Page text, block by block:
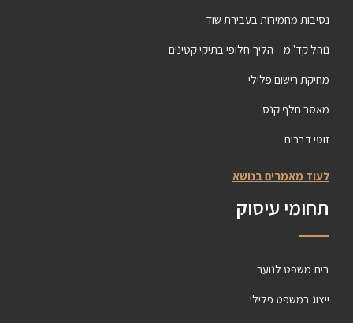
נסיבות מחמירות בעבירת שוד
נוהל קד"מ – הליך חלופי בתיקי קטינים
מחיקת רישום פלילי
מאסר חלף קנס
זוטי דברים
לעוד מאמרים בנושא
תחומי עיסוק
בית משפט לנוער
ייצוג במשפט פלילי